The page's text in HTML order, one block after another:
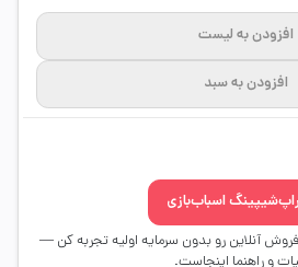
افزودن به لیست
افزودن به سبد
اسباب‌بازی
آنلاین رو بدون سرمایه اولیه تجربه کن —
و راهنما اینجاست.